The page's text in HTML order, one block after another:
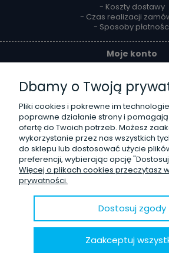
- Koszty dostawy
- Czas realizacji
- Sposoby
Moje konto
- Ustawienia konta
- Przechowalnia
- Ustawienia plików
Reklamacje i
- Zwroty
- Odstąpienie od
- Reklamacje
O firmie
- Kontakt
- Poznaj nas lepiej
- Opinie Trustmate
Dbamy o Twoją
Pliki cookies i pokrewne im
poprawne działanie strony i
ofertę do Twoich potrzeb. Możesz
wykorzystanie przez nas wszystkich
do sklepu lub dostosować użycie
preferencji, wybierając opcję
Więcej o plikach cookies przeczytasz
prywatności.
Dostosuj zgody
Zaakceptuj